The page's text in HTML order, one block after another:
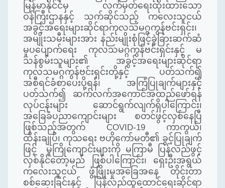
မြန်မာနိုင်ငံမှ လက်မှတ်ရေးထိုးထားသော
ဝန်ကြီးဌာနနှင့် သက်ဆိုင်သည့် ကလေးသူငယ်
အခွင့်အရေးများဆိုင်ရာကုလသမဂ္ဂကွန်ဗင်းရှင်း၊
အမျိုးသမီးများအား နည်းမျိုးစုံဖြင့်ခွဲခြားဆက်ဆံ
မှုပပျောက်ရေး ကုလသမဂ္ဂကွန်ဗင်းရှင်းနှင့် မ
သန်စွမ်းသူများ၏ အခွင့်အရေးများဆိုင်ရာ
ကုလသမဂ္ဂကွန်ဗင်းရှင်းတို့နှင့် ပတ်သက်၍
အစီရင်ခံစာပေးပို့ရန်၊ အကြံပြုချက်များနှင့်
ပတ်သက်၍ ဆက်လက်အကောင်အထည်ဖော်ရန်
လုပ်ငန်းများ ဆောင်ရွက်လျက်ရှိပါကြောင်း၊
အခြေခံပညာကျောင်းများ စတင်ဖွင့်လှစ်နေပြီ
ဖြစ်သည့်အတွက် COVID-19 ကာကွယ်၊
ထိန်းချုပ်၊ ကုသရေး ဗဟိုကော်မတီ၏ ခွင့်ပြုချက်
ဖြင့် မူကြိုကျောင်းများကို မကြာမီ ပြန်လည်ဖွင့်
လှစ်နိုင်တော့မည် ဖြစ်ပါကြောင်း၊ ရှေးဦးအရွယ်
ကလေးသူငယ် ဖွံ့ဖြိုးမှုအခြေအနေ တိုင်းတာ
စစ်ဆေးခြင်းနှင့် ပြန်လည်ထူထောင်ရေးဆိုင်ရာ